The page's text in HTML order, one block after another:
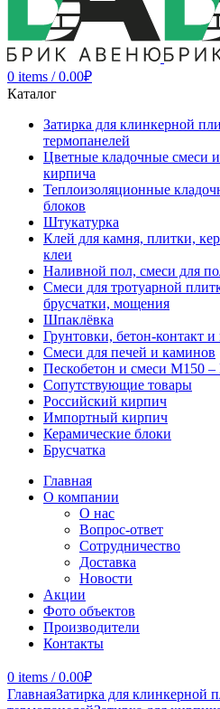
0 items / 0.00₽
Каталог
Затирка для клинкерной
термопанелей
Цветные кладочные смеси
кирпича
Теплоизоляционные
блоков
Штукатурка
Клей для камня, плитки,
клеи
Наливной пол, смеси для
Смеси для тротуарной
брусчатки, мощения
Шпаклёвка
Грунтовки, бетон-контакт
Смеси для печей и каминов
Пескобетон и смеси М150
Сопутствующие товары
Российский кирпич
Импортный кирпич
Керамические блоки
Брусчатка
Главная
О компании
О нас
Вопрос-ответ
Сотрудничество
Доставка
Новости
Акции
Фото объектов
Производители
Контакты
0 items / 0.00₽
ГлавнаяЗатирка для клинкерной